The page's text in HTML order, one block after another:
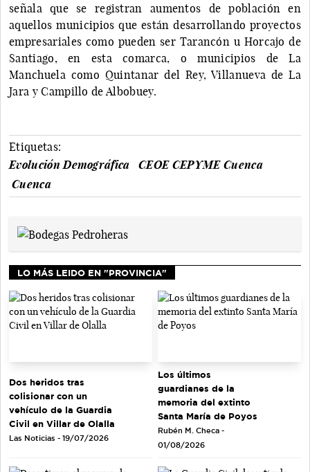
señala que se registran aumentos de población en
aquellos municipios que están desarrollando proyectos
empresariales como pueden ser Tarancón u Horcajo de
Santiago, en esta comarca, o municipios de La
Manchuela como Quintanar del Rey, Villanueva de La
Jara y Campillo de Albobuey.
Etiquetas:
Evolución Demográfica
CEOE CEPYME Cuenca
Cuenca
LO MÁS LEIDO EN "PROVINCIA"
Dos heridos tras
colisionar con un
vehículo de la Guardia
Civil en Villar de Olalla
Las Noticias - 19/07/2026
Los últimos
guardianes de la
memoria del extinto
Santa María de Poyos
Rubén M. Checa -
01/08/2026